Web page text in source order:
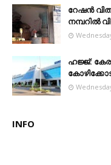
റേഷൻ
നമ്പറില്‍
ഹജ്ജ്:
INFO